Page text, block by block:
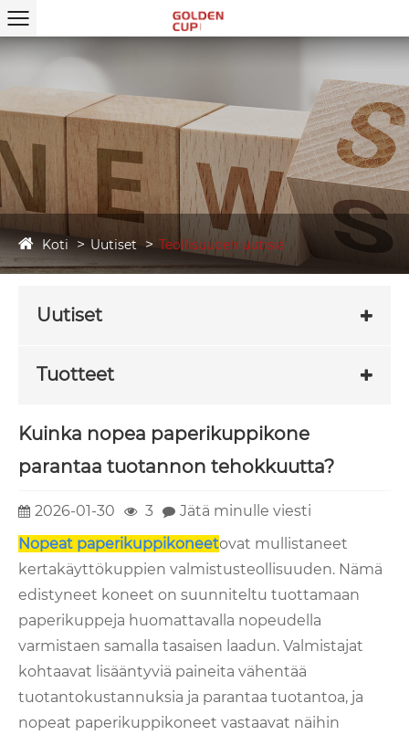
Koti Uutiset Teollisuuden uutisia
Uutiset
Tuotteet
Kuinka nopea paperikuppikone
parantaa tuotannon tehokkuutta?
2026-01-30 3
Jätä minulle viesti
Nopeat paperikuppikoneetovat mullistaneet
kertakäyttökuppien valmistusteollisuuden. Nämä
edistyneet koneet on suunniteltu tuottamaan
paperikuppeja huomattavalla nopeudella
varmistaen samalla tasaisen laadun. Valmistajat
kohtaavat lisääntyviä paineita vähentää
tuotantokustannuksia ja parantaa tuotantoa, ja
nopeat paperikuppikoneet vastaavat näihin